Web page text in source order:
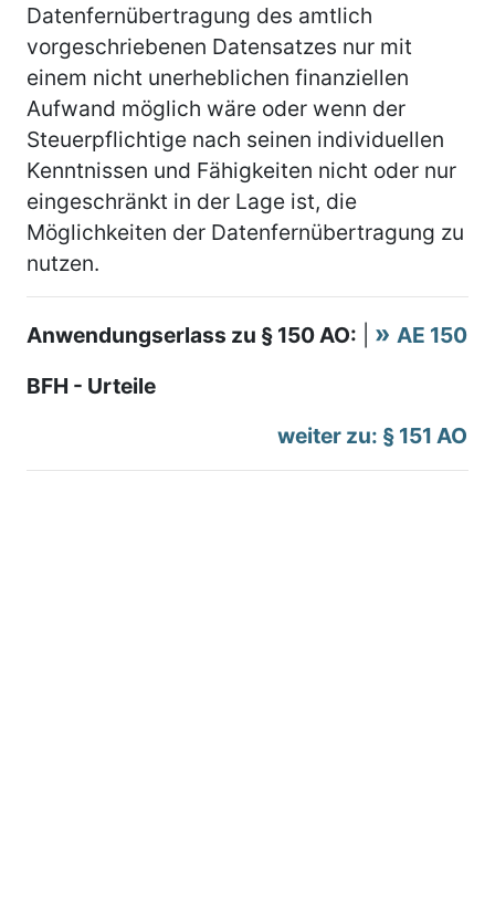
Datenfernübertragung des amtlich
vorgeschriebenen Datensatzes nur mit
einem nicht unerheblichen finanziellen
Aufwand möglich wäre oder wenn der
Steuerpflichtige nach seinen individuellen
Kenntnissen und Fähigkeiten nicht oder nur
eingeschränkt in der Lage ist, die
Möglichkeiten der Datenfernübertragung zu
nutzen.
Anwendungserlass zu § 150 AO:
AE 150
BFH - Urteile
weiter zu: § 151 AO